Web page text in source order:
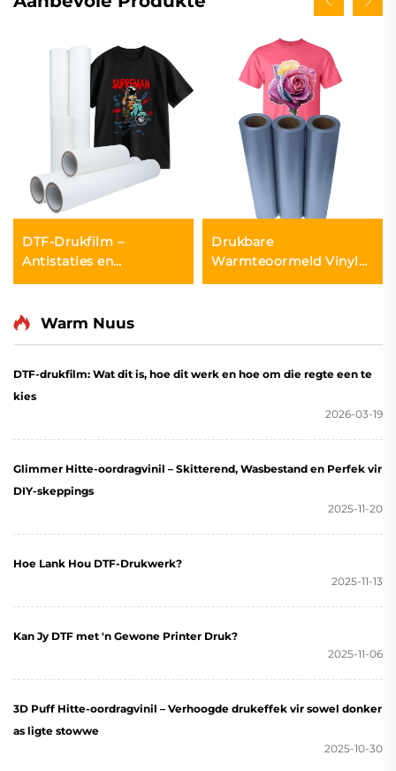
DTF-Drukfilm –
Antistaties en
Vochtbestand
Drukbare
Warmteoormeld Vinyl
vir Inkjet Drukker
Warm Nuus
DTF-drukfilm: Wat dit is, hoe dit werk en hoe om die regte een te
kies
2026-03-19
Glimmer Hitte-oordragvinil – Skitterend, Wasbestand en Perfek vir
DIY-skeppings
2025-11-20
Hoe Lank Hou DTF-Drukwerk?
2025-11-13
Kan Jy DTF met 'n Gewone Printer Druk?
2025-11-06
3D Puff Hitte-oordragvinil – Verhoogde drukeffek vir sowel donker
as ligte stowwe
2025-10-30